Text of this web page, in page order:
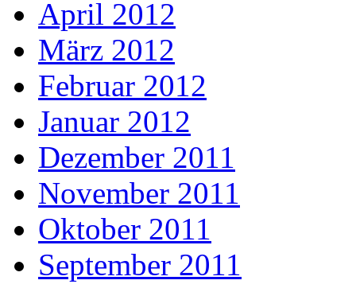
April 2012
März 2012
Februar 2012
Januar 2012
Dezember 2011
November 2011
Oktober 2011
September 2011